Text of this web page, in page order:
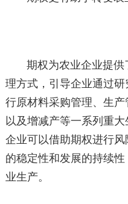
期权为农业企业提
理方式，引导企业通过
行原材料采购管理、生
以及增减产等一系列重
企业可以借助期权进行
的稳定性和发展的持续
业生产。